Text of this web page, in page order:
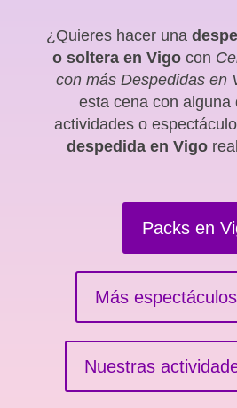
¿Quieres hacer una
o soltera en Vigocon
con más Despedidas en
esta cena con alguna
actividades o
despedida en Vigo
Packs en
Más
Nuestras